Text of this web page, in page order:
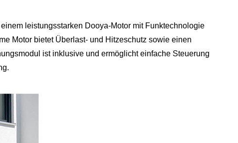
leistungsstarken Dooya‑Motor mit Funktechnologie
Motor bietet Überlast‑ und Hitzeschutz sowie einen
ist inklusive und ermöglicht einfache Steuerung